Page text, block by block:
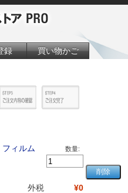
録 買い物かご
ィルム
数量:
外税
¥0